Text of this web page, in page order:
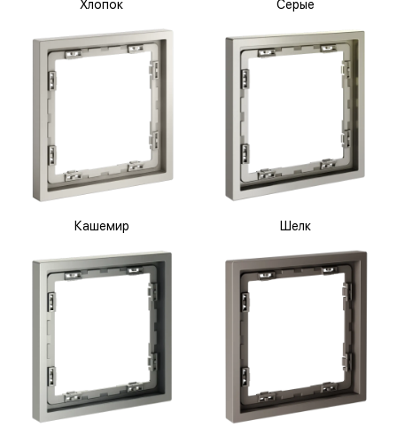
Хлопок Серые
Кашемир Шелк